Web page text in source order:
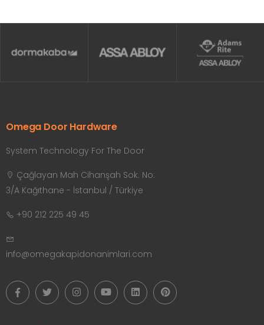
Omega Door Hardware
System Technology For The Door
Çağlayan Mah Cihanşah Sok. No:
3/A Kağıthane - İstanbul / Türkiye
+90 212 225 49 45
info@omegakapidonanimlari.com